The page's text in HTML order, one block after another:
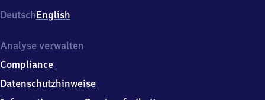
Neckarsteinach,
Burgenstr.
6
2
3
DeutschEnglish
Analyse verwalten
Compliance
Datenschutzhinweise